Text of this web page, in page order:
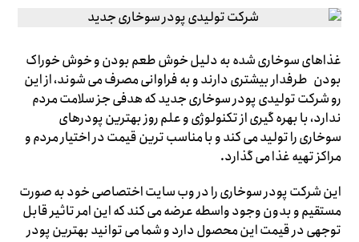
غذاهای سوخاری شده به دلیل خوش طعم بودن و خوش خوراک
بودن طرفدار بیشتری دارند و به فراوانی مصرف می شوند، از این
رو شرکت تولیدی پودر سوخاری جدید که هدفی جز سلامت مردم
ندارد، با بهره گیری از تکنولوژی و علم روز بهترین پودرهای
سوخاری را تولید می کند و با مناسب ترین قیمت در اختیار مردم و
مراکز تهیه غذا می گذارد.
این شرکت پودر سوخاری را در وب سایت اختصاصی خود به صورت
مستقیم و بدون وجود واسطه عرضه می کند که این امر تاثیر قابل
توجهی در قیمت این محصول دارد و شما می توانید بهترین پودر